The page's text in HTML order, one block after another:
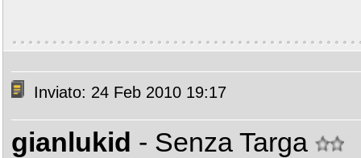
Inviato: 24 Feb 2010 19:17
gianlukid - Senza Targa